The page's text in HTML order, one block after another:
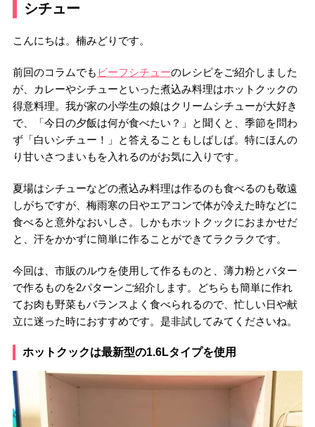
シチュー
こんにちは。楠みどりです。
前回のコラムでも ビーフシチューのレシピをご紹介しました
が、カレーやシチューといった煮込み料理はホットクックの
得意料理。我が家の小学生の娘はクリームシチューが大好き
で、「今日の夕飯は何が食べたい？」と聞くと、季節を問わ
ず「白いシチュー！」と答えることもしばしば。特にほんの
り甘いさつまいもを入れるのがお気に入りです。
夏場はシチューなどの煮込み料理は作るのも食べるのも敬遠
しがちですが、梅雨寒の日やエアコンで体が冷えた時などに
食べると意外なおいしさ。しかもホットクックにおまかせだ
と、汗をかかずに簡単に作ることができてラクラクです。
今回は、市販のルウを使用して作るものと、薄力粉とバター
で作るものを2パターンご紹介します。どちらも簡単に作れ
てお肉も野菜もバランスよく食べられるので、忙しい日や献
立に迷った時におすすめです。是非試してみてくださいね。
ホットクックは最新型の1.6Lタイプを使用